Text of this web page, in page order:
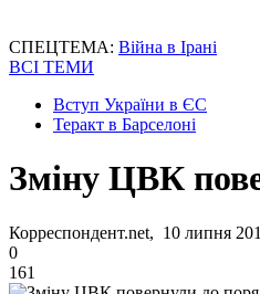
СПЕЦТЕМА: Війна в Ірані
ВСІ ТЕМИ
Вступ України в ЄС
Теракт в Барселоні
Зміну ЦВК
Корреспондент.net, 10 липня
0
161